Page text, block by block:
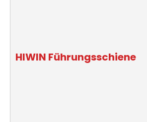
HIWIN Führungsschiene